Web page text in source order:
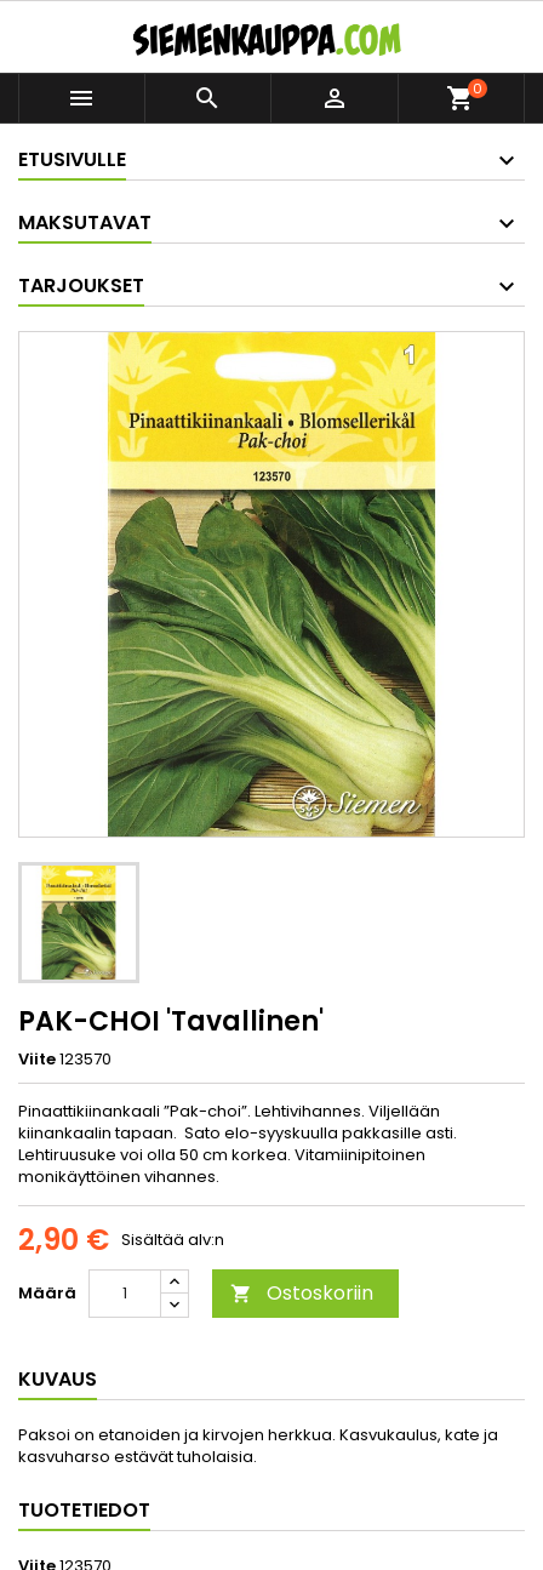
   shopping_cart0
ETUSIVULLE
MAKSUTAVAT
TARJOUKSET
PAK-CHOI 'Tavallinen'
Viite123570
Pinaattikiinankaali ”Pak-choi”. Lehtivihannes. Viljellään
kiinankaalin tapaan. Sato elo-syyskuulla pakkasille asti.
Lehtiruusuke voi olla 50 cm korkea. Vitamiinipitoinen
monikäyttöinen vihannes.
2,90 € Sisältää alv:n
Määrä  Ostoskoriin
KUVAUS
Paksoi on etanoiden ja kirvojen herkkua. Kasvukaulus, kate ja
kasvuharso estävät tuholaisia.
TUOTETIEDOT